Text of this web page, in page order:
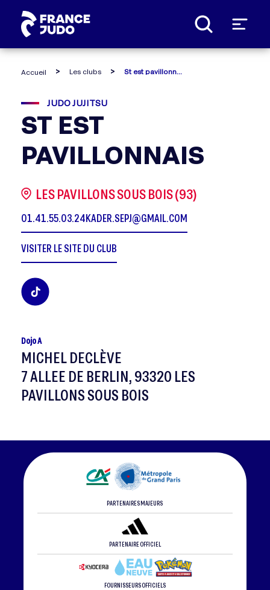
Accueil Les clubs
JUDO JUJITSU
ST EST
PAVILLONNAIS
LES PAVILLONS SOUS BOIS (93)
01.41.55.03.24KADER.SEPJ@GMAIL.COM
VISITER LE SITE DU CLUB
Dojo A
MICHEL DECLÈVE
7 ALLEE DE BERLIN, 93320 LES
PAVILLONS SOUS BOIS
PARTENAIRES MAJEURS
PARTENAIRE OFFICIEL
FOURNISSEURS OFFICIELS